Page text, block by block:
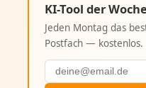
KI-Tool der Woche
Jeden Montag das
Postfach — kostenlos.